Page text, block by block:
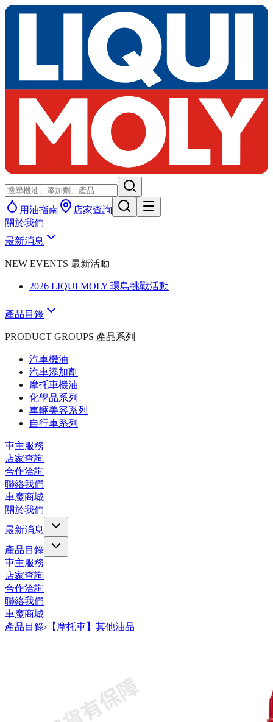
用油指南
店家查詢
關於我們
最新消息
NEW EVENTS 最新活動
2026 LIQUI MOLY 環島挑戰活動
產品目錄
PRODUCT GROUPS 產品系列
汽車機油
汽車添加劑
摩托車機油
化學品系列
車輛美容系列
自行車系列
車主服務
店家查詢
合作洽詢
聯絡我們
車魔商城
關於我們
最新消息
產品目錄
車主服務
店家查詢
合作洽詢
聯絡我們
車魔商城
產品目錄› 【摩托車】其他油品